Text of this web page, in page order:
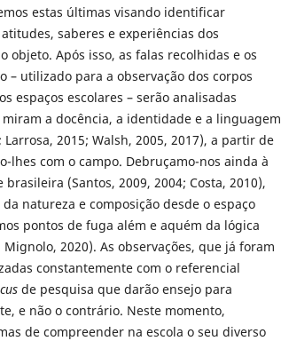
estas últimas visando identificar
saberes e experiências dos
objeto. Após isso, as falas recolhidas e os
– utilizado para a observação dos corpos
espaços escolares – serão analisadas
a docência, a identidade e a linguagem
Larrosa, 2015; Walsh, 2005, 2017), a partir de
lhes com o campo. Debruçamo-nos ainda à
(Santos, 2009, 2004; Costa, 2010),
natureza e composição desde o espaço
pontos de fuga além e aquém da lógica
2020). As observações, que já foram
constantemente com o referencial
de pesquisa que darão ensejo para
e não o contrário. Neste momento,
de compreender na escola o seu diverso